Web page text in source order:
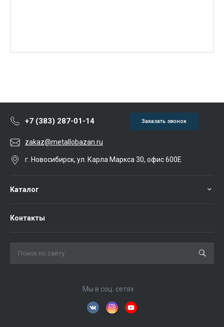
+7 (383) 287-01-14 Заказать звонок
zakaz@metallobazan.ru
г. Новосибирск, ул. Карла Маркса 30, офис 600Е
Каталог
Контакты
Мы в соц. сетях